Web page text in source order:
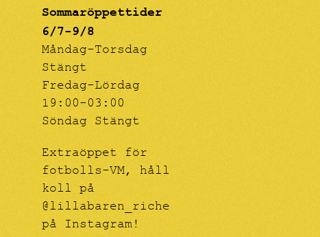
Sommaröppettider
6/7-9/8
Måndag-Torsdag
Stängt
Fredag-Lördag
19:00-03:00
Söndag Stängt
Extraöppet för
fotbolls-VM, håll
koll på
@lillabaren_riche
på Instagram!